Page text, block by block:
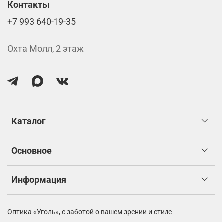
Каталог
Основное
Информация
Контакты
+7 993 640-19-35
Охта Молл, 2 этаж
Оптика «Уголь», с заботой о вашем зрении и стиле